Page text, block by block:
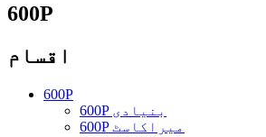
600P
اقسام
600P
600P بنیادی
600P میراکاسٹ